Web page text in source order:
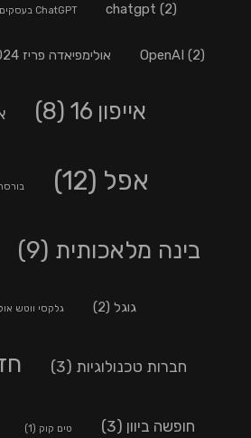
chatgpt (2) ChatGPT בעסקים
OpenAI (2) אולימפיאדה פריז 2024
אייפון 16 (8)
אפל (12)
בינה מלאכותית (9)
גוגל (2) גלקסי ווטש
חברות טכנולוגיות (3)
חופשה ביוון (3) טים קוק (1)